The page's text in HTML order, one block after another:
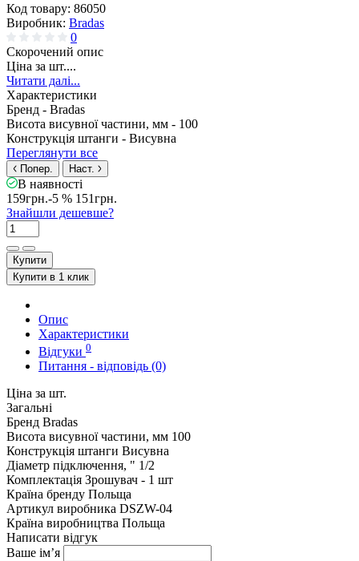
Код товару: 86050
Виробник: Bradas
0
Скорочений опис
Ціна за шт....
Читати далі...
Характеристики
Бренд - Bradas
Висота висувної частини, мм - 100
Конструкція штанги - Висувна
Переглянути все
Попер. Наст.
В наявності
159грн.-5 % 151грн.
Знайшли дешевше?
Купити
Купити в 1 клик
Опис
Характеристики
Відгуки 0
Питання - відповідь (0)
Ціна за шт.
Загальні
Бренд Bradas
Висота висувної частини, мм 100
Конструкція штанги Висувна
Діаметр підключення, " 1/2
Комплектація Зрошувач - 1 шт
Країна бренду Польща
Артикул виробника DSZW-04
Країна виробництва Польща
Написати відгук
Ваше ім’я